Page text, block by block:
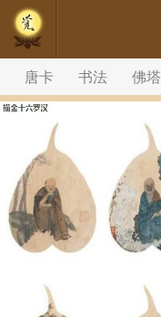
唐卡 书法 佛塔